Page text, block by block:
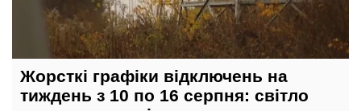
Жорсткі графіки відключень на
тиждень з 10 по 16 серпня: світло